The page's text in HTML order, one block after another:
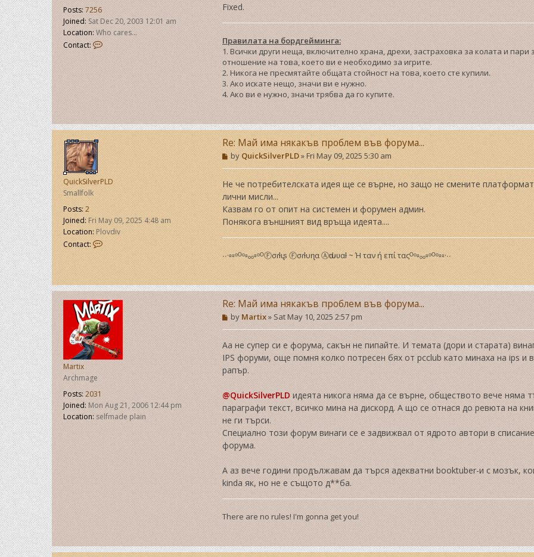
Posts: 7256
Joined:Sat Dec 20, 2003 12:01 am
Location:Who cares...
Contact:
C
o
n
t
a
c
t
Y
a
n
Fixed.
Правилата на бордгейминга:
1. Всички други неща, включително храна, дрехи, застраховка за колата и
отношение на това, което ви е необходимо за игрите.
2. Никога не пресмятайте общата стойност на това, което сте купили.
3. Ако искате нещо, значи ви е нужно.
4. Ако ви е нужно, значи трябва да го купите.
QuickSilverPLD
Smallfolk
Posts: 2
Joined:Fri May 09, 2025 4:48 am
Location:Plovdiv
Contact:
C
o
n
t
a
c
t
Q
u
i
c
k
S
i
v
e
r
P
L
D
Re: Май има някакъв проблем във форума...
P
o
s
t
byQuickSilverPLD»Fri May 09, 2025 5:30 am
Не че потребителската идея ще се върне, но защо не смените
лични мисли...
Казвам го от опит на системен и форумен админ.
Понякога външният вид връща идеята....
∙∙·▫▫ᵒᴼᵒ▫ₒₒ▫ᵒᴼⒻσɾƚιʂ Ⓕσɾƚυɳα Ⓐԃιυʋαƚ ~ Ή ταν ή επί ταςᴼᵒ▫ₒₒ▫ᵒᴼᵒ▫▫·∙∙
Martix
Archmage
Posts: 2031
Joined:Mon Aug 21, 2006 12:44 pm
Location:selfmade plain
Re: Май има някакъв проблем във форума...
P
o
s
t
byMartix»Sat May 10, 2025 2:57 pm
Аа не супер си е форума, сакън не пипайте. И темата (дори и старата)
IPS форуми, още помня колко потресен бях от pcclub като минаха на ips и
рапър.
@QuickSilverPLDидеята никога няма да се върне, обществото вече няма
параграфи текст, всичко мина на дискорд. А що се отнася до ревюта на
не ги търси.
Специално този форум винаги се е задвижвал от ядрото автори в
форума.
А аз вече години продължавам да търся адекватни booktuber-и с мозък,
kinda як, но не е същото д**ба.
There are no rules! I'm gonna get you!